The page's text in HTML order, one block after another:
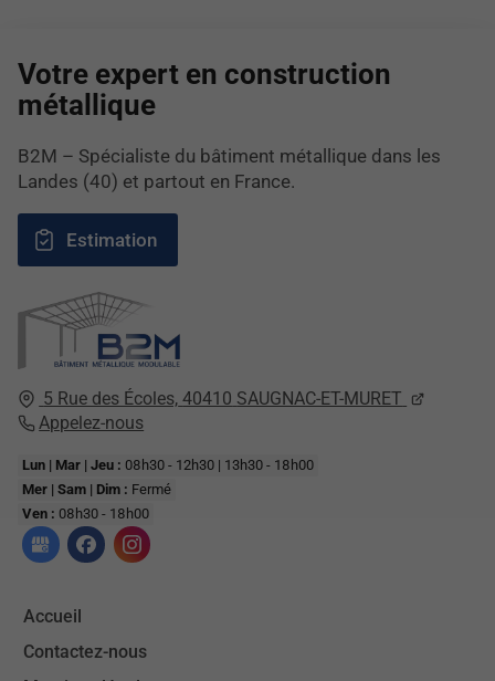
5 Rue des Écoles, 40410 SAUGNAC-ET-MURET
Appelez-nous
Lun | Mar | Jeu : 08h30 - 12h30 | 13h30 - 18h00
Mer | Sam | Dim : Fermé
Ven : 08h30 - 18h00
Accueil
Contactez-nous
Votre expert en construction
métallique
B2M – Spécialiste du bâtiment métallique dans les
Landes (40) et partout en France.
Estimation